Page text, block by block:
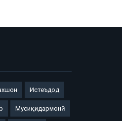
Истеъдод
Мусиқидармонӣ